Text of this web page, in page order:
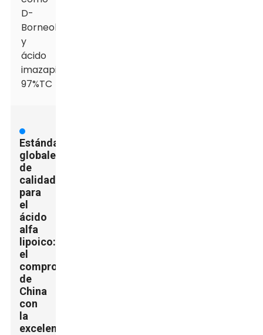
D-
Borneol
y
ácido
imazapir
97%TC
Estándares
globales
de
calidad
para
el
ácido
alfa
lipoico:
el
compromiso
de
China
con
la
excelencia